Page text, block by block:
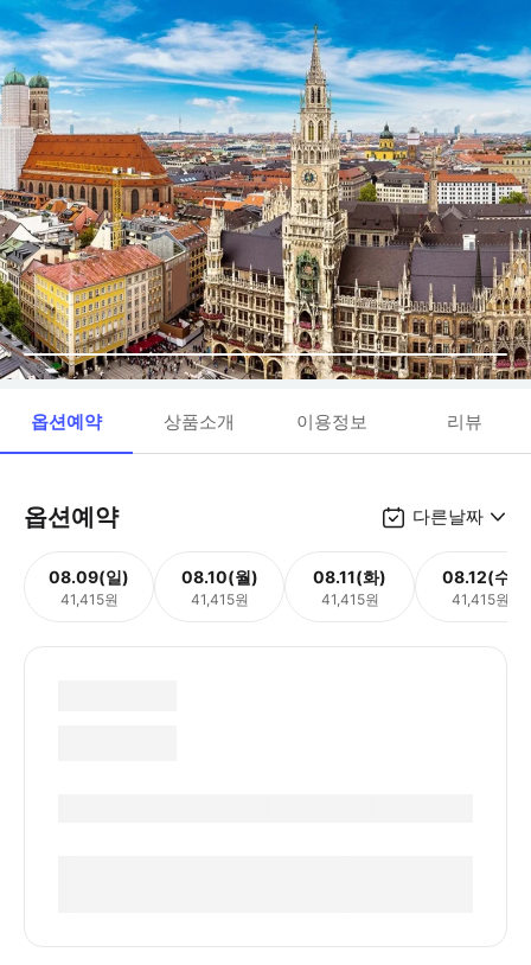
옵션예약 상품소개 이용정보 리뷰
옵션예약 다른날짜
08.09(일)
41,415원
08.10(월)
41,415원
08.11(화)
41,415원
08.12(수)
41,415원